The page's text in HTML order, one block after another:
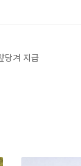
당겨 지급